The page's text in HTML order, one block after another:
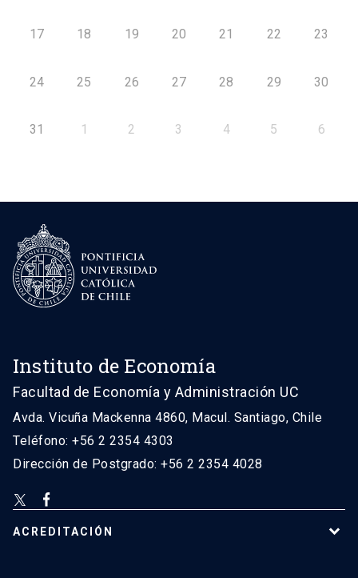
17 18 19 20 21 22 23
24 25 26 27 28 29 30
31 1 2 3 4 5 6
Instituto de Economía
Facultad de Economía y Administración UC
Avda. Vicuña Mackenna 4860, Macul. Santiago, Chile
Teléfono: +56 2 2354 4303
Dirección de Postgrado: +56 2 2354 4028
ACREDITACIÓN